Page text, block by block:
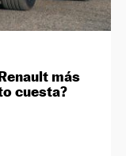
más
cuesta?